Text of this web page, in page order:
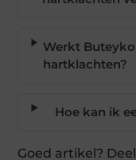
Werkt
hartklachten?
Hoe kan ik
Goed artikel?